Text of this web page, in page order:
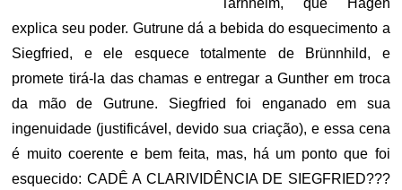
Tarnhelm, que Hagen
explica seu poder. Gutrune dá a bebida do esquecimento a
Siegfried, e ele esquece totalmente de Brünnhild, e
promete tirá-la das chamas e entregar a Gunther em troca
da mão de Gutrune. Siegfried foi enganado em sua
ingenuidade (justificável, devido sua criação), e essa cena
é muito coerente e bem feita, mas, há um ponto que foi
esquecido: CADÊ A CLARIVIDÊNCIA DE SIEGFRIED???